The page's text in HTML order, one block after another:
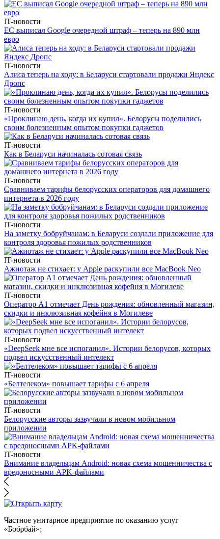
IT-новости
ЕС выписал Google очередной штраф – теперь на 890 млн
евро
IT-новости
Алиса теперь на ходу: в Беларуси стартовали продажи Яндекс
Дропс
IT-новости
«Проклинаю день, когда их купил». Белорусы поделились
своим болезненным опытом покупки гаджетов
IT-новости
Как в Беларуси начиналась сотовая связь
IT-новости
Сравниваем тарифы белорусских операторов для домашнего
интернета в 2026 году
IT-новости
На заметку бобруйчанам: в Беларуси создали приложение для
контроля здоровья пожилых родственников
IT-новости
Ажиотаж не стихает: у Apple раскупили все MacBook Neo
IT-новости
Оператор А1 отмечает День рождения: обновленный магазин,
скидки и инклюзивная кофейня в Могилеве
IT-новости
«DeepSeek мне все испоганил». Истории белорусов, которых
подвел искусственный интелект
IT-новости
«Белтелеком» повышает тарифы с 6 апреля
IT-новости
Белорусские авторы зазвучали в новом мобильном
приложении
IT-новости
Внимание владельцам Android: новая схема мошенничества с
вредоносными APK-файлами
Частное унитарное предприятие по оказанию услуг
«Бобрбай»;